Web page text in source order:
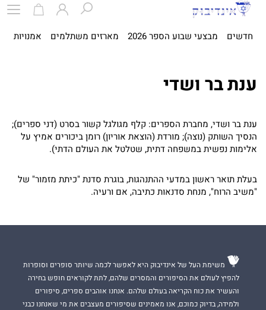
חדשים מבצעי שבוע הספר 2026 מארזים משתלמים אמנויות
ענת בר ושדי
ענת בר ושדי, מחברת הספרים: קלף מגולגל קשור בסרט (דני ספרים);
הנסיך השותק (נוצה); מורדת (הוצאת אוריון) רומן ביכורים אמיץ על
אלימות נפשית במשפחה דתית, שטלטל את העולם הדתי).
בעלת תואר ראשון במדעי ההתנהגות, בוגרת סדנת "כיתת מזמור" של
"משיב הרוח", מנחת סדנאות כתיבה, אם ורעיה.
משימת העל של אינדיבוק היא לאפשר לכמה שיותר סופרים וסופרות
להפיץ לעולם את הסיפורים והמסרים שלהם, לתת לקוראים חופש בחירה
והעשיר את כוח הקריאה בעולם שלהם. אנחנו אוהבים ספרים, סיפורים
ולמידה, בדיוק כמוכם, אנו מאמינים שסיפורים מעצבים את מי שאנחנו כבני